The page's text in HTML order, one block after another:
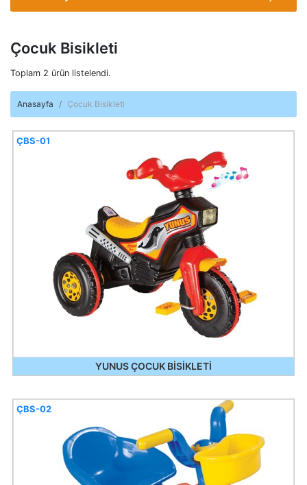
Çocuk Bisikleti
Toplam 2 ürün listelendi.
Anasayfa Çocuk Bisikleti
YUNUS ÇOCUK BİSİKLETİ
ÇBS-01
ÇBS-02